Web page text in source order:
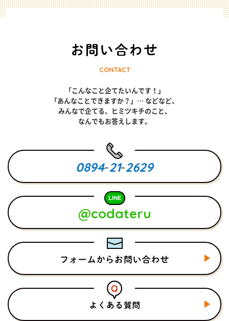
CONTACT
「こんなこと企てたいんです！」
「あんなことできますか？」… などなど、
みんなで企てる、ヒミツキチのこと、
なんでもお答えします。
0894-21-2629
@codateru